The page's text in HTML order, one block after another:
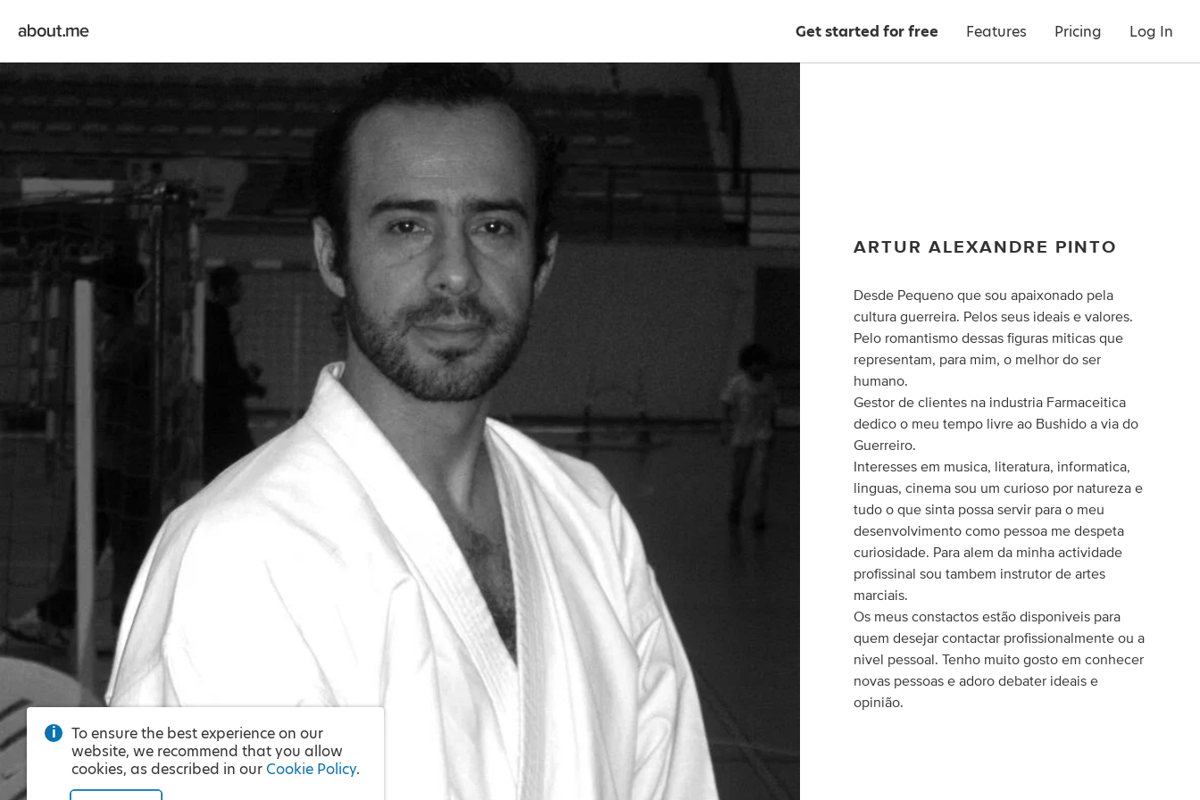
Get started for free Features Pricing Log In
ARTUR ALEXANDRE PINTO
Desde Pequeno que sou apaixonado pela
cultura guerreira. Pelos seus ideais e valores.
Pelo romantismo dessas figuras miticas que
representam, para mim, o melhor do ser
humano.
Gestor de clientes na industria Farmaceitica
dedico o meu tempo livre ao Bushido a via do
Guerreiro.
Interesses em musica, literatura, informatica,
linguas, cinema sou um curioso por natureza e
tudo o que sinta possa servir para o meu
desenvolvimento como pessoa me despeta
curiosidade. Para alem da minha actividade
profissinal sou tambem instrutor de artes
marciais.
Os meus constactos estão disponiveis para
quem desejar contactar profissionalmente ou a
nivel pessoal. Tenho muito gosto em conhecer
novas pessoas e adoro debater ideais e
opinião.
To ensure the best experience on our
website, we recommend that you allow
cookies, as described in our Cookie Policy.